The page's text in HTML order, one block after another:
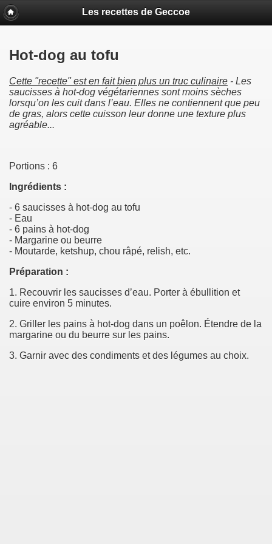
Les recettes de Geccoe
Hot-dog au tofu
Cette "recette" est en fait bien plus un truc culinaire - Les
saucisses à hot-dog végétariennes sont moins sèches
lorsqu’on les cuit dans l’eau. Elles ne contiennent que peu
de gras, alors cette cuisson leur donne une texture plus
agréable...
Portions : 6
Ingrédients :
- 6 saucisses à hot-dog au tofu
- Eau
- 6 pains à hot-dog
- Margarine ou beurre
- Moutarde, ketshup, chou râpé, relish, etc.
Préparation :
1. Recouvrir les saucisses d’eau. Porter à ébullition et
cuire environ 5 minutes.
2. Griller les pains à hot-dog dans un poêlon. Étendre de la
margarine ou du beurre sur les pains.
3. Garnir avec des condiments et des légumes au choix.